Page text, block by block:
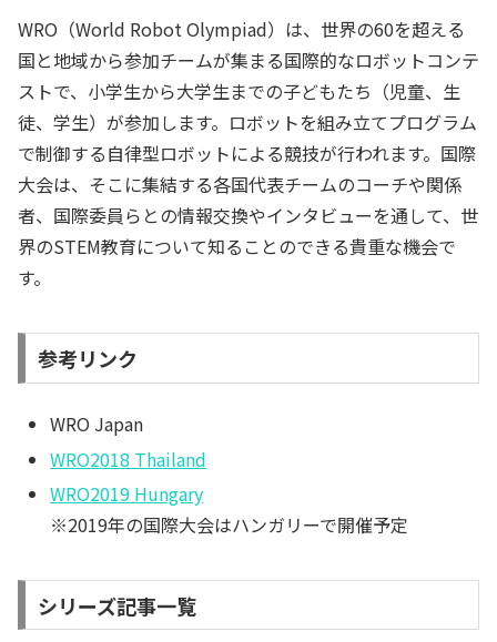
WRO（World Robot Olympiad）は、世界の60を超える
国と地域から参加チームが集まる国際的なロボットコンテ
ストで、小学生から大学生までの子どもたち（児童、生
徒、学生）が参加します。ロボットを組み立てプログラム
で制御する自律型ロボットによる競技が行われます。国際
大会は、そこに集結する各国代表チームのコーチや関係
者、国際委員らとの情報交換やインタビューを通して、世
界のSTEM教育について知ることのできる貴重な機会で
す。
参考リンク
WRO Japan
WRO2018 Thailand
WRO2019 Hungary
※2019年の国際大会はハンガリーで開催予定
シリーズ記事一覧